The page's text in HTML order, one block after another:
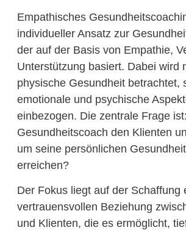
Empathisches
individueller Ansatz zur
der auf der Basis von Empathie,
Unterstützung basiert. Dabei wird
physische Gesundheit betrachtet,
emotionale und psychische
einbezogen. Die zentrale Frage
Gesundheitscoach den Klienten
um seine persönlichen
erreichen?
Der Fokus liegt auf der Schaffung
vertrauensvollen Beziehung
und Klienten, die es ermöglicht,